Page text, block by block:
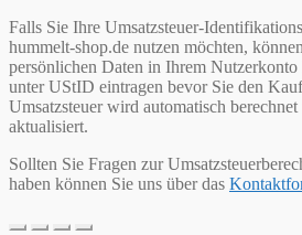
Falls Sie Ihre Umsatzsteuer-
hummelt-shop.de nutzen möchten,
persönlichen Daten in Ihrem Nutzerkonto
unter UStID eintragen bevor Sie den
Umsatzsteuer wird automatisch
aktualisiert.
Sollten Sie Fragen zur
haben können Sie uns über das